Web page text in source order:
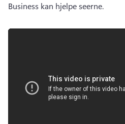
Business kan hjelpe seerne.